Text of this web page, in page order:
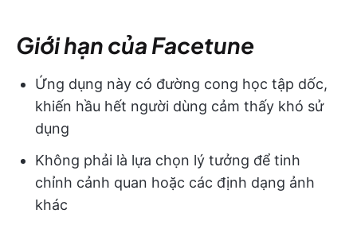
Giới hạn của Facetune
Ứng dụng này có đường cong học tập dốc,
khiến hầu hết người dùng cảm thấy khó sử
dụng
Không phải là lựa chọn lý tưởng để tinh
chỉnh cảnh quan hoặc các định dạng ảnh
khác